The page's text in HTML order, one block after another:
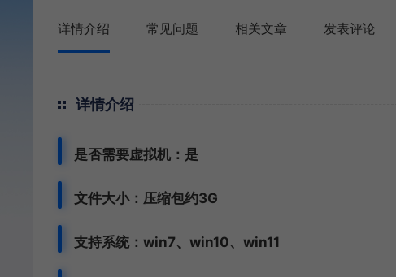
详情介绍 常见问题 相关文章 发表评论
详情介绍
是否需要虚拟机：是
文件大小：压缩包约3G
支持系统：win7、win10、win11